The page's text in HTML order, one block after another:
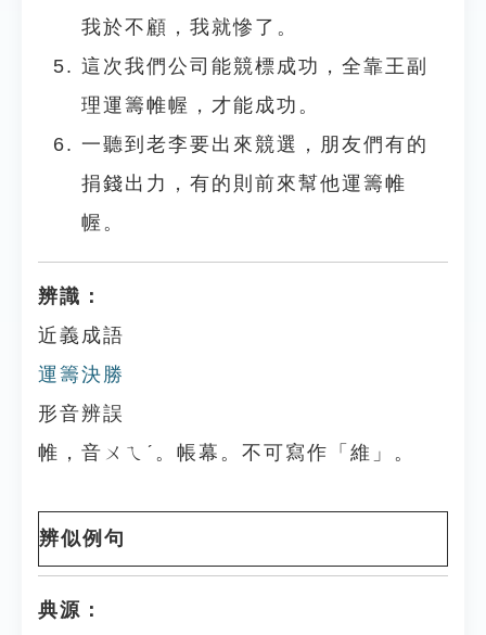
我於不顧，我就慘了。
這次我們公司能競標成功，全靠王副
理運籌帷幄，才能成功。
一聽到老李要出來競選，朋友們有的
捐錢出力，有的則前來幫他運籌帷
幄。
辨識：
近義成語
運籌決勝
形音辨誤
帷，音ㄨㄟˊ。帳幕。不可寫作「維」。
辨似例句
典源：